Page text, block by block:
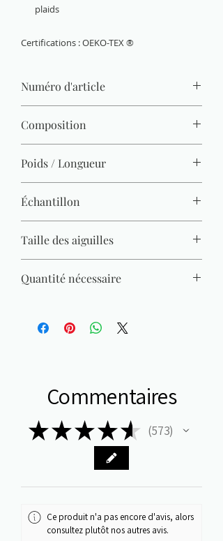
plaids
Certifications : OEKO-TEX ®
Numéro d'article
Composition
Poids / Longueur
Échantillon
Taille des aiguilles
Quantité nécessaire
Commentaires
★★★★★ 573
573
Ce produit n'a pas encore d'avis, alors
consultez plutôt nos autres avis.